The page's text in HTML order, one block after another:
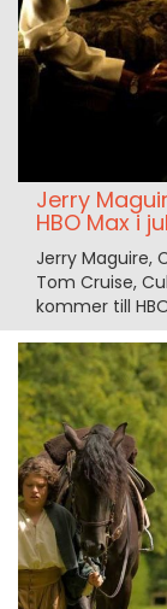
Jerry
HBO Max i
Jerry Maguire,
Tom Cruise,
kommer till